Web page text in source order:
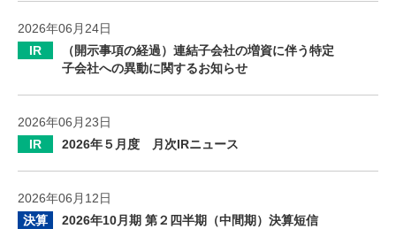
2026年06月24日
IR
（開示事項の経過）連結子会社の増資に伴う特定
子会社への異動に関するお知らせ
2026年06月23日
IR
2026年５月度 月次IRニュース
2026年06月12日
決算
2026年10月期 第２四半期（中間期）決算短信